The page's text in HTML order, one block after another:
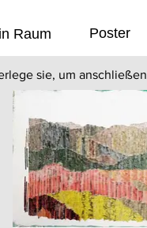
Raum Poster
sie, um